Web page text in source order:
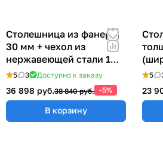
Столешница из фанеры
30 мм + чехол из
нержавеющей стали 1
мм (ширина 2000 мм)
5 3 Доступно к заказу
36 898 руб.38 840 руб. -5%
В корзину
5
23